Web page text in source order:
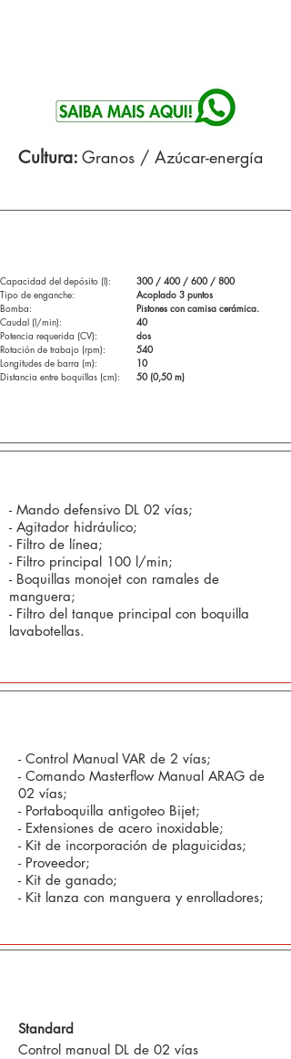
Cultura: Granos / Azúcar-energía
Capacidad del depósito (l):
Tipo de enganche:
Bomba:
Caudal (l/min):
Potencia requerida (CV):
Rotación de trabajo (rpm):
Longitudes de barra (m):
Distancia entre boquillas (cm):
300 / 400 / 600 / 800
Acoplado 3 puntos
Pistones con camisa cerámica.
40
dos
540
10
50 (0,50 m)
- Mando defensivo DL 02 vías;
- Agitador hidráulico;
- Filtro de línea;
- Filtro principal 100 l/min;
- Boquillas monojet con ramales de
manguera;
- Filtro del tanque principal con boquilla
lavabotellas.
- Control Manual VAR de 2 vías;
- Comando Masterflow Manual ARAG de
02 vías;
- Portaboquilla antigoteo Bijet;
- Extensiones de acero inoxidable;
- Kit de incorporación de plaguicidas;
- Proveedor;
- Kit de ganado;
- Kit lanza con manguera y enrolladores;
Standard
Control manual DL de 02 vías